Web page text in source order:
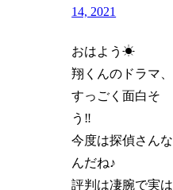
14, 2021
おはよう☀
翔くんのドラマ、
すっごく面白そ
う‼️
今度は探偵さんな
んだね♪
評判は凄腕で実は